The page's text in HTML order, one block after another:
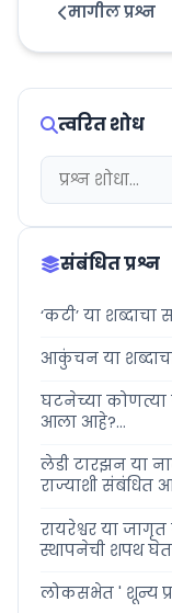
मागील प्रश्न
त्वरित शोध
संबंधित प्रश्न
‘कटी’ या
आकुंचन या शब्दाचा
घटनेच्या
आला आहे?...
लेडी टारझन या
राज्याशी संबंधित
रायरेश्वर या
स्थापनेची शपथ
लोकसभेत ' शून्य